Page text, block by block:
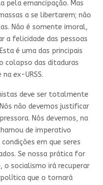
pela emancipação. Mas
a se libertarem; não
Não é somente imoral,
a felicidade das pessoas
é uma das principais
colapso das ditaduras
ex-URSS.
deve ser totalmente
não devemos justificar
Nós devemos, na
de imperativo
em que seres
Se nossa prática for
socialismo irá recuperar
que o tornará